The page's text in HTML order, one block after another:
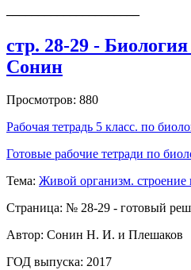
стр. 28-29 -
Сонин
Просмотров: 880
Рабочая тетрадь 5 класс. по
Готовые рабочие тетради по
Тема: Живой организм. строение
Страница: № 28-29 - готовый
Автор: Сонин Н. И. и Плешаков
ГОД выпуска: 2017